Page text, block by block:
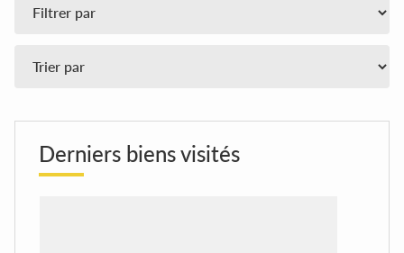
Derniers biens visités